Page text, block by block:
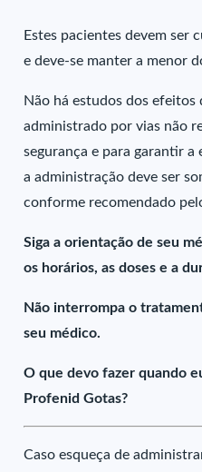
Estes pacientes devem ser
e deve-se manter a menor
Não há estudos dos
administrado por vias não
segurança e para garantir a
a administração deve ser
conforme recomendado
Siga a orientação de seu
os horários, as doses e a
Não interrompa o
seu médico.
O que devo fazer quando
Profenid Gotas?
Caso esqueça de